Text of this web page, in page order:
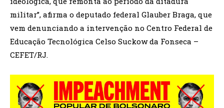
militar”, afirma o deputado federal Glauber Braga, que
vem denunciando a intervenção no Centro Federal de
Educação Tecnológica Celso Suckow da Fonseca –
CEFET/RJ.